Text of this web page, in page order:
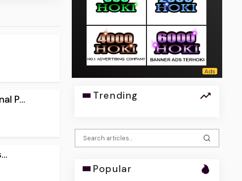
P... Trending
Popular